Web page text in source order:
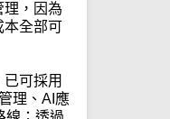
理，因為
本全部可
可採用
理、AI應